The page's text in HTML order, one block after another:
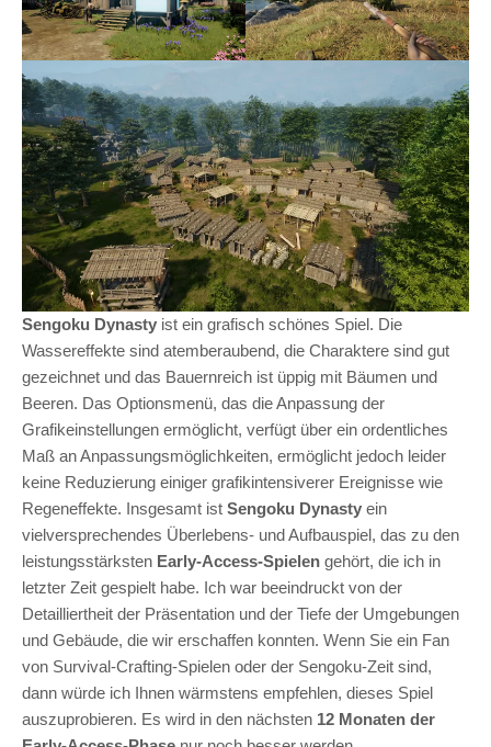
Sengoku Dynasty ist ein grafisch schönes Spiel. Die
Wassereffekte sind atemberaubend, die Charaktere sind gut
gezeichnet und das Bauernreich ist üppig mit Bäumen und
Beeren. Das Optionsmenü, das die Anpassung der
Grafikeinstellungen ermöglicht, verfügt über ein ordentliches
Maß an Anpassungsmöglichkeiten, ermöglicht jedoch leider
keine Reduzierung einiger grafikintensiverer Ereignisse wie
Regeneffekte. Insgesamt ist Sengoku Dynasty ein
vielversprechendes Überlebens- und Aufbauspiel, das zu den
leistungsstärksten Early-Access-Spielen gehört, die ich in
letzter Zeit gespielt habe. Ich war beeindruckt von der
Detailliertheit der Präsentation und der Tiefe der Umgebungen
und Gebäude, die wir erschaffen konnten. Wenn Sie ein Fan
von Survival-Crafting-Spielen oder der Sengoku-Zeit sind,
dann würde ich Ihnen wärmstens empfehlen, dieses Spiel
auszuprobieren. Es wird in den nächsten 12 Monaten der